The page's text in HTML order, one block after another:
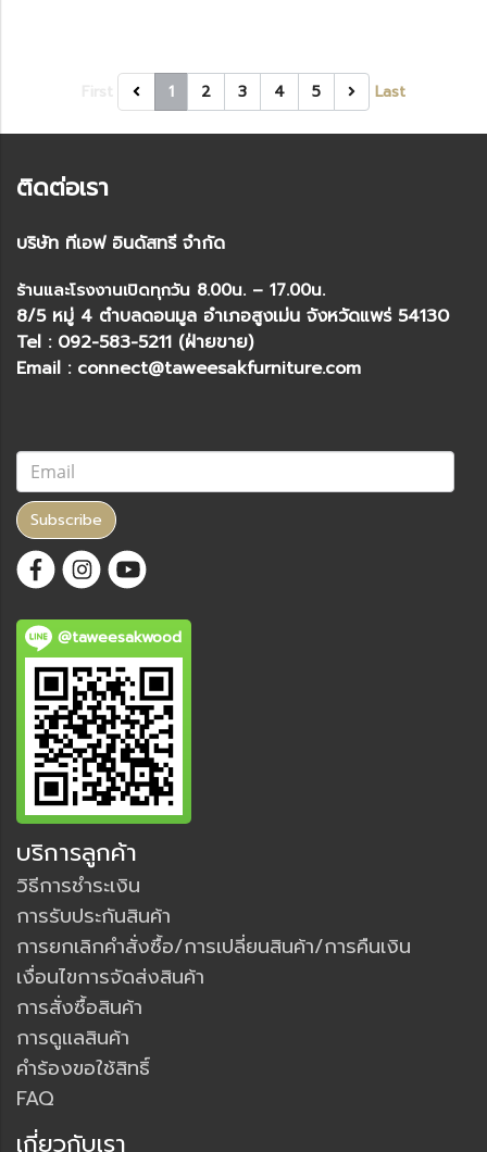
1 2 3 4 5 Last
ติดต่อเรา
บริษัท ทีเอฟ อินดัสทรี จำกัด
ร้านและโรงงานเปิดทุกวัน 8.00น. – 17.00น.
8/5 หมู่ 4 ตำบลดอนมูล อำเภอสูงเม่น จังหวัดแพร่ 54130
Tel : 092-583-5211 (ฝ่ายขาย)
Email : connect@taweesakfurniture.com
Subscribe
@taweesakwood
บริการลูกค้า
วิธีการชำระเงิน
การรับประกันสินค้า
การยกเลิกคำสั่งซื้อ/การเปลี่ยนสินค้า/การคืนเงิน
เงื่อนไขการจัดส่งสินค้า
การสั่งซื้อสินค้า
การดูแลสินค้า
คำร้องขอใช้สิทธิ์
FAQ
เกี่ยวกับเรา